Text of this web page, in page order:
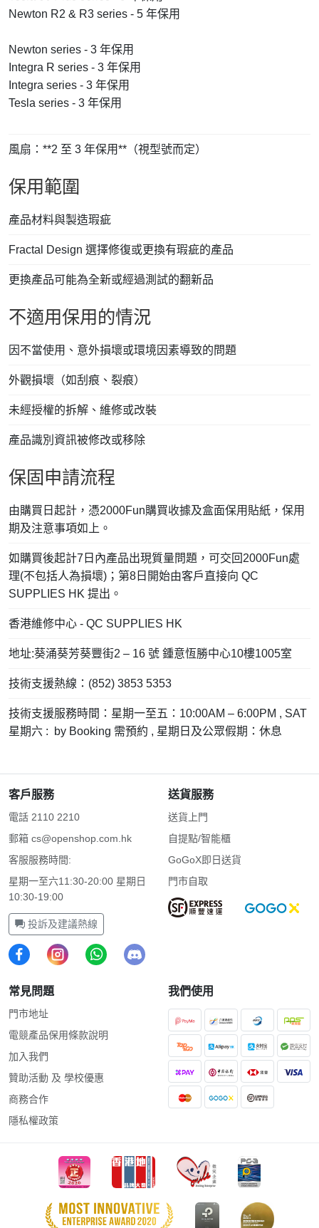
Newton R2 & R3 series - 5 年保用
Newton series - 3 年保用
Integra R series - 3 年保用
Integra series - 3 年保用
Tesla series - 3 年保用
風扇：**2 至 3 年保用**（視型號而定）
保用範圍
產品材料與製造瑕疵
Fractal Design 選擇修復或更換有瑕疵的產品
更換產品可能為全新或經過測試的翻新品
不適用保用的情況
因不當使用、意外損壞或環境因素導致的問題
外觀損壞（如刮痕、裂痕）
未經授權的拆解、維修或改裝
產品識別資訊被修改或移除
保固申請流程
由購買日起計，憑2000Fun購買收據及盒面保用貼紙，保用
期及注意事項如上。
如購買後起計7日內產品出現質量問題，可交回2000Fun處
理(不包括人為損壞)；第8日開始由客戶直接向 QC
SUPPLIES HK 提出。
香港維修中心 - QC SUPPLIES HK
地址:葵涌葵芳葵豐街2 – 16 號 鍾意恆勝中心10樓1005室
技術支援熱線：(852) 3853 5353
技術支援服務時間：星期一至五：10:00AM – 6:00PM , SAT
星期六 : by Booking 需預約 , 星期日及公眾假期：休息
客戶服務
電話 2110 2210
郵箱 cs@openshop.com.hk
客服服務時間:
星期一至六11:30-20:00 星期日
10:30-19:00
投訴及建議熱線
送貨服務
送貨上門
自提點/智能櫃
GoGoX即日送貨
門市自取
常見問題
門市地址
電競產品保用條款說明
加入我們
贊助活動 及 學校優惠
商務合作
隱私權政策
我們使用